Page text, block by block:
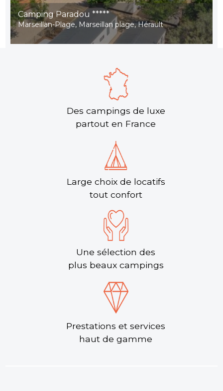
Camping Paradou *****
Marseillan-Plage, Marseillan plage, Hérault
Des campings de luxe
partout en France
Large choix de locatifs
tout confort
Une sélection des
plus beaux campings
Prestations et services
haut de gamme